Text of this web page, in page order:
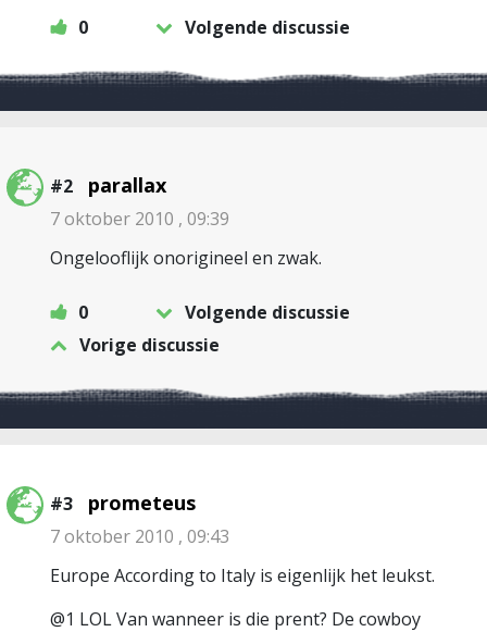
0 Volgende discussie
#2 parallax
7 oktober 2010 , 09:39
Ongelooflijk onorigineel en zwak.
0
Volgende discussie
Vorige discussie
#3 prometeus
7 oktober 2010 , 09:43
Europe According to Italy is eigenlijk het leukst.
@1 LOL Van wanneer is die prent? De cowboy